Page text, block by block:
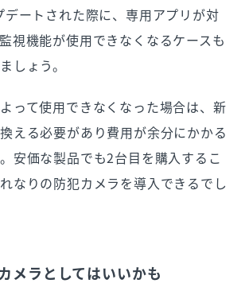
デートされた際に、専用アプリが対
視機能が使用できなくなるケースも
しょう。
って使用できなくなった場合は、新
える必要があり費用が余分にかかる
安価な製品でも2台目を購入するこ
なりの防犯カメラを導入できるでし
メラとしてはいいかも